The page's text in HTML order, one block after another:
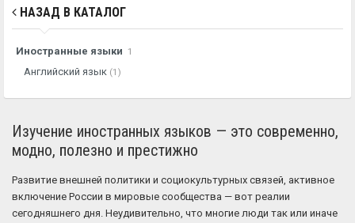
НАЗАД В КАТАЛОГ
Иностранные языки 1
Английский язык (1)
Изучение иностранных языков — это современно,
модно, полезно и престижно
Развитие внешней политики и социокультурных связей, активное
включение России в мировые сообщества — вот реалии
сегодняшнего дня. Неудивительно, что многие люди так или иначе